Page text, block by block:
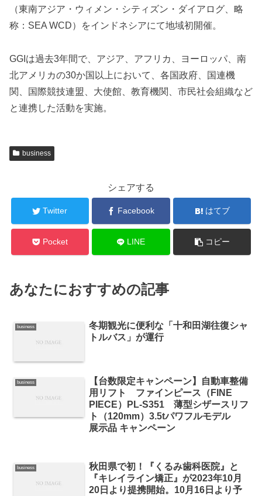
（東南アジア・ウィメン・シティズン・ダイアログ、略
称：SEA WCD）をインドネシアにて地域初開催。
GGIは過去3年間で、アジア、アフリカ、ヨーロッパ、南
北アメリカの30か国以上において、各国政府、国連機
関、国際競技連盟、大使館、教育機関、市民社会組織など
と連携した活動を実施。
business
シェアする
Twitter Facebook はてブ
Pocket LINE コピー
あなたにおすすめの記事
business
冬期観光に便利な「十和田湖往復シャ
トルバス」が運行
business
【台数限定キャンペーン】自動車整備
用リフト ファインピース（FINE
PIECE）PL-S351 薄型シザースリフ
ト（120mm）3.5tパワフルモデル
展示品 キャンペーン
business
秋田県で初！『くるみ歯科医院』と
『キレイライン矯正』が2023年10月
20日より提携開始。10月16日より予